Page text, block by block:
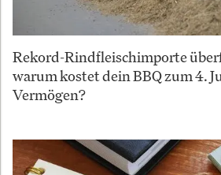
Rekord-Rindfleischimporte
warum kostet dein BBQ zum 4.
Vermögen?